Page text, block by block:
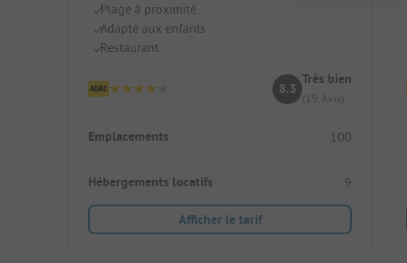
Plage à proximité
Adapté aux enfants
Restaurant
8.3
Très bien
(19 Avis)
Emplacements 100
Hébergements locatifs 9
Afficher le tarif